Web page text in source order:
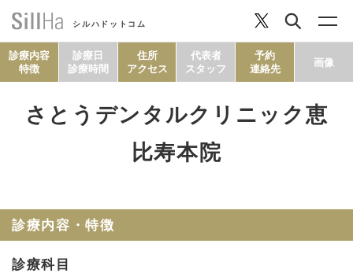
シルハドットコム
コラム
診療内容
特徴
診療日
診療時間
住所
アクセス
代表者
スタッフ
予約
連絡先
画像
さとうデンタルクリニック恵
比寿本院
診療内容・特徴
診療科目